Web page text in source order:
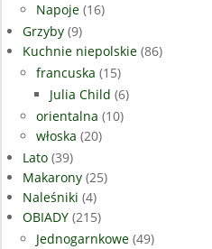
Napoje (16)
Grzyby (9)
Kuchnie niepolskie (86)
francuska (15)
Julia Child (6)
orientalna (10)
włoska (20)
Lato (39)
Makarony (25)
Naleśniki (4)
OBIADY (215)
Jednogarnkowe (49)